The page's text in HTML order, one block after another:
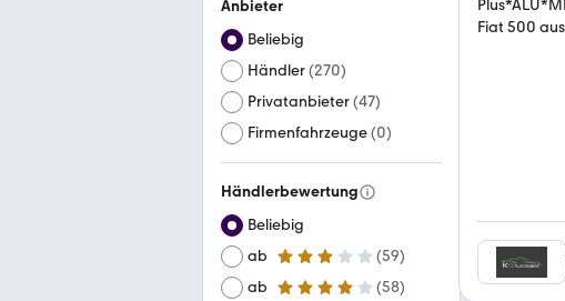
Anbieter
Beliebig
Händler(270)
Privatanbieter(47)
Firmenfahrzeuge(0)
Händlerbewertung
Beliebig
ab
3 Sterne (59)
ab
4 Sterne (58)